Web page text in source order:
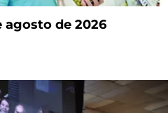
agosto de 2026